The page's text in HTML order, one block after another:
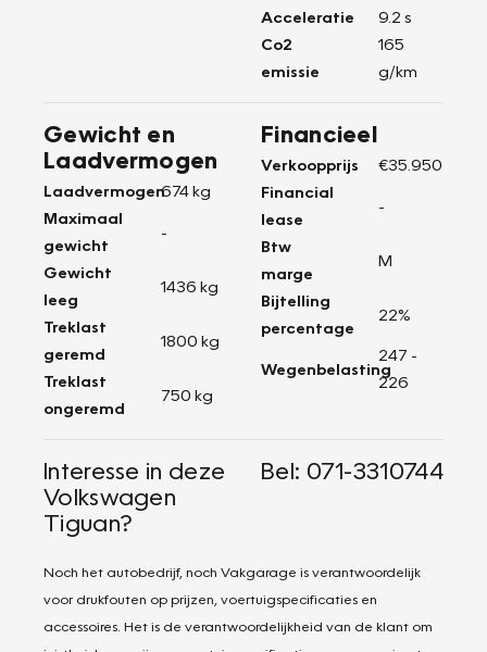
Acceleratie
9.2 s
Co2
emissie
165
g/km
Gewicht en
Laadvermogen
Laadvermogen674 kg
Maximaal
gewicht
-
Gewicht
leeg
1436 kg
Treklast
geremd
1800 kg
Treklast
ongeremd
750 kg
Financieel
Verkoopprijs
€35.950
Financial
lease
-
Btw
marge
M
Bijtelling
percentage
22%
Wegenbelasting
247 -
226
Interesse in deze
Volkswagen
Tiguan?
Bel: 071-3310744
Noch het autobedrijf, noch Vakgarage is verantwoordelijk
voor drukfouten op prijzen, voertuigspecificaties en
accessoires. Het is de verantwoordelijkheid van de klant om